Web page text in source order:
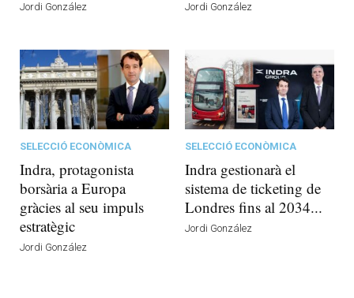
Jordi González Jordi González
SELECCIÓ ECONÒMICA
Indra, protagonista
borsària a Europa
gràcies al seu impuls
estratègic
Jordi González
SELECCIÓ ECONÒMICA
Indra gestionarà el
sistema de ticketing de
Londres fins al 2034...
Jordi González